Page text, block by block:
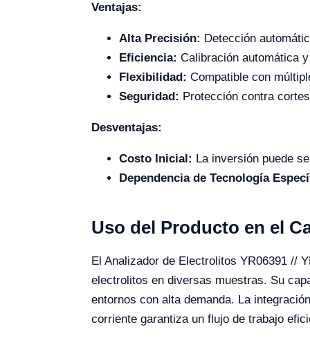
Ventajas:
Alta Precisión: Detección
Eficiencia: Calibración automática
Flexibilidad: Compatible con
Seguridad: Protección contra
Desventajas:
Costo Inicial: La inversión puede
Dependencia de Tecnología
Uso del Producto en el
El Analizador de Electrolitos YR06391 //
electrolitos en diversas muestras. Su
entornos con alta demanda. La
corriente garantiza un flujo de trabajo